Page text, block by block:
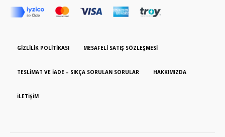
GIZLILIK POLITIKASI MESAFELI SATIŞ SÖZLEŞMESI
TESLIMAT VE İADE – SIKÇA SORULAN SORULAR HAKKIMIZDA
İLETIŞIM